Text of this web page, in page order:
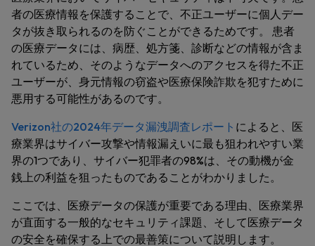
者の医療情報を保護することで、不正ユーザーに個人デー
タが抜き取られるのを防ぐことができるためです。 患者
の医療データには、病歴、処方箋、診断などの情報が含ま
れているため、そのようなデータへのアクセスを得た不正
ユーザーが、身元情報の窃盗や医療保険詐欺を犯すために
悪用する可能性があるのです。
Verizon社の2024年データ漏洩調査レポート によると、医
療業界はサイバー攻撃や情報漏えいに最も狙われやすい業
界の1つであり、サイバー犯罪者の98%は、その動機が金
銭上の利益を狙ったものであることがわかりました。
ここでは、医療データの保護が重要である理由、医療業界
が直面する一般的なセキュリティ課題、そして医療データ
の安全を確保する上での最善策について説明します。